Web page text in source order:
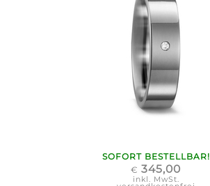
SOFORT BESTELLBAR!
€ 345,00
inkl. MwSt.